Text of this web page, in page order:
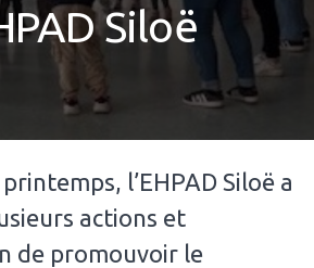
Siloë
l’EHPAD Siloë a
actions et
de promouvoir le